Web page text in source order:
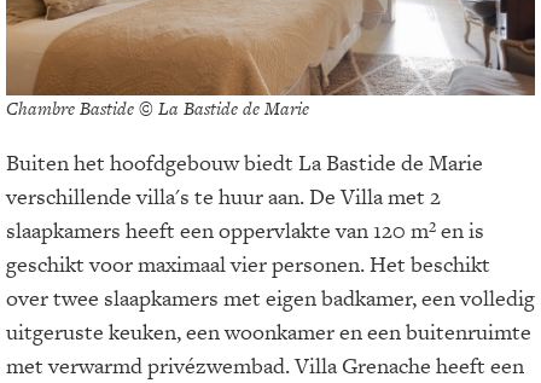
Chambre Bastide © La Bastide de Marie
Buiten het hoofdgebouw biedt La Bastide de Marie
verschillende villa's te huur aan. De Villa met 2
slaapkamers heeft een oppervlakte van 120 m² en is
geschikt voor maximaal vier personen. Het beschikt
over twee slaapkamers met eigen badkamer, een volledig
uitgeruste keuken, een woonkamer en een buitenruimte
met verwarmd privézwembad. Villa Grenache heeft een